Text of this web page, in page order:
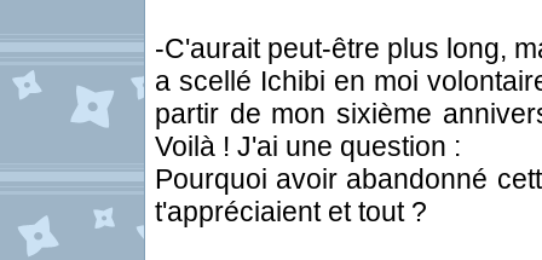
-C'aurait peut-être plus long,
a scellé Ichibi en moi
partir de mon sixième
Voilà ! J'ai une question :
Pourquoi avoir abandonné
t'appréciaient et tout ?